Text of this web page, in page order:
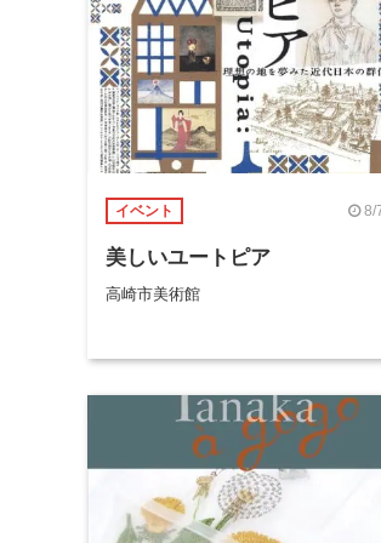
イベント 8/
美しいユートピア
高崎市美術館